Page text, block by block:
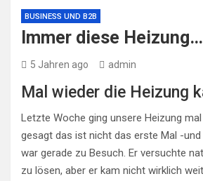
BUSINESS UND B2B
Immer diese
5 Jahren ago admin
Mal wieder die Heizung
Letzte Woche ging unsere Heizung
gesagt das ist nicht das erste Mal -
war gerade zu Besuch. Er versuchte
zu lösen, aber er kam nicht wirklich